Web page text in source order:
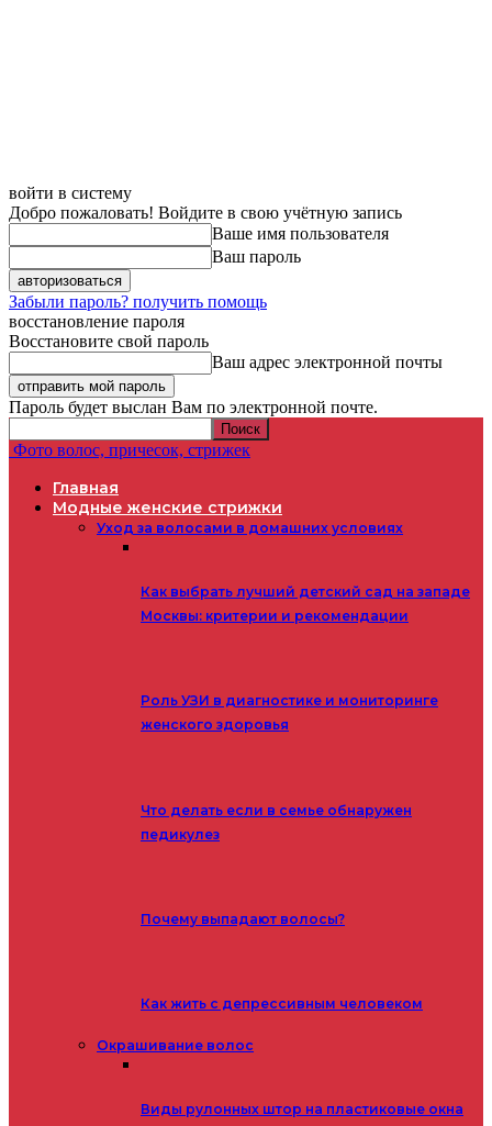
войти в систему
Добро пожаловать! Войдите в свою учётную запись
Ваше имя пользователя
Ваш пароль
Забыли пароль? получить помощь
восстановление пароля
Восстановите свой пароль
Ваш адрес электронной почты
Пароль будет выслан Вам по электронной почте.
Фото волос, причесок, стрижек
Главная
Модные женские стрижки
Уход за волосами в домашних условиях
Как выбрать лучший детский сад на западе
Москвы: критерии и рекомендации
Роль УЗИ в диагностике и мониторинге
женского здоровья
Что делать если в семье обнаружен
педикулез
Почему выпадают волосы?
Как жить с депрессивным человеком
Окрашивание волос
Виды рулонных штор на пластиковые окна